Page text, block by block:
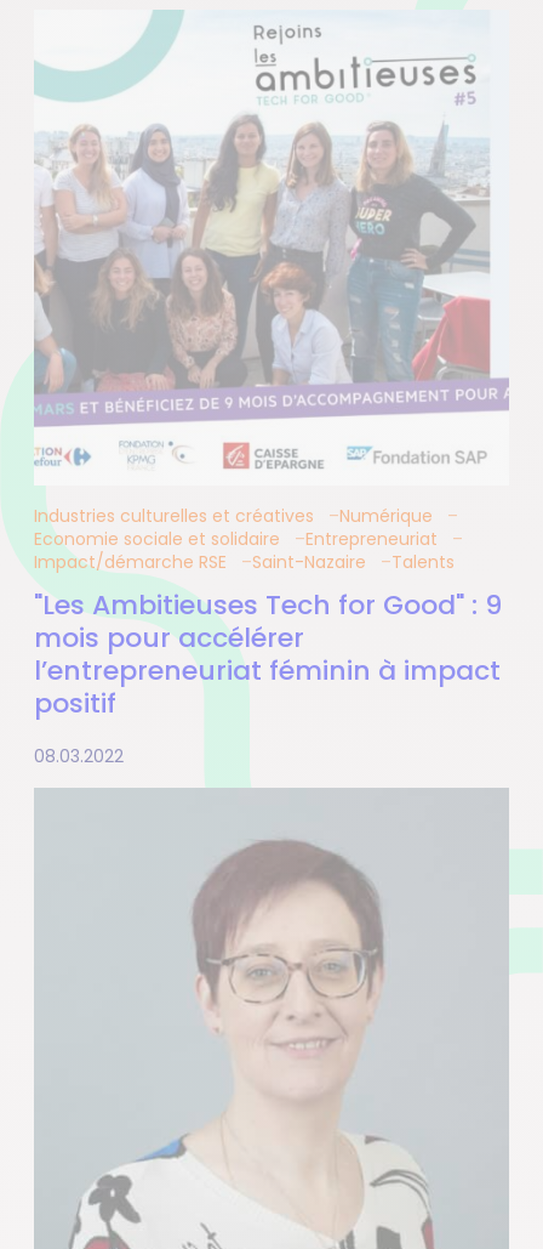
Industries culturelles et créatives
Numérique
Economie sociale et solidaire
Entrepreneuriat
Impact/démarche RSE
Saint-Nazaire Talents
"Les Ambitieuses Tech for Good" : 9
mois pour accélérer
l’entrepreneuriat féminin à impact
positif
08.03.2022